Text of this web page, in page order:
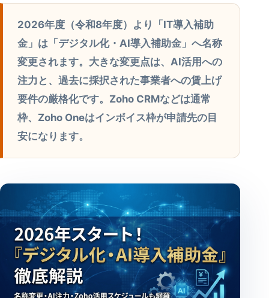
2026年度（令和8年度）より「IT導入補助
金」は「デジタル化・AI導入補助金」へ名称
変更されます。大きな変更点は、AI活用への
注力と、過去に採択された事業者への賃上げ
要件の厳格化です。Zoho CRMなどは通常
枠、Zoho Oneはインボイス枠が申請先の目
安になります。